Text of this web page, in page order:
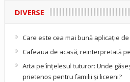
DIVERSE
Care este cea mai bună aplicație
Cafeaua de acasă, reinterpretată
Arta pe înțelesul tuturor: Unde
prietenos pentru familii și liceeni?